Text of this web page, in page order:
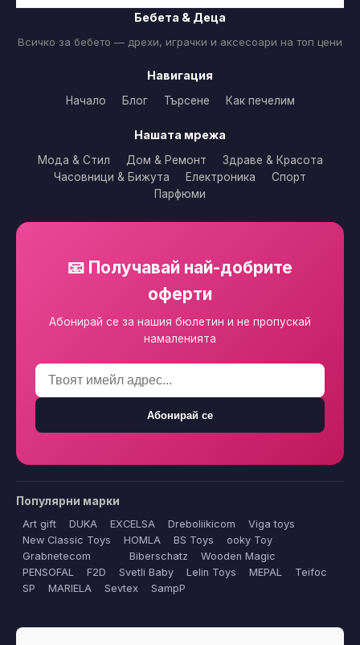
Бебета & Деца
Всичко за бебето — дрехи, играчки и аксесоари на топ цени
Навигация
Начало Блог Търсене Как печелим
Нашата мрежа
Мода & Стил Дом & Ремонт
Здраве & Красота
Часовници & Бижута
Електроника
Спорт
Парфюми
📧 Получавай най-добрите
оферти
Абонирай се за нашия бюлетин и не пропускай
намаленията
Абонирай се
Популярни марки
Art gift DUKA EXCELSA Dreboliikicom
Viga toys
New Classic Toys
HOMLA BS Toys
ooky Toy
Grabnetecom
Biberschatz
Wooden Magic
PENSOFAL
F2D Svetli Baby Lelin Toys MEPAL
Teifoc
SP
MARIELA Sevtex SampP